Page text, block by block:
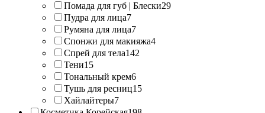
Помада для губ | Блески29
Пудра для лица7
Румяна для лица7
Спонжи для макияжа4
Спрей для тела142
Тени15
Тональный крем6
Тушь для ресниц15
Хайлайтеры7